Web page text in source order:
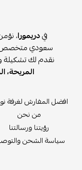
فيدريمورا،
سعودي متخصص
نقدم لك
المريحة،
افضل المفارش لغرفة
من نحن
رؤيتنا ورسالتنا
سياسة الشحن